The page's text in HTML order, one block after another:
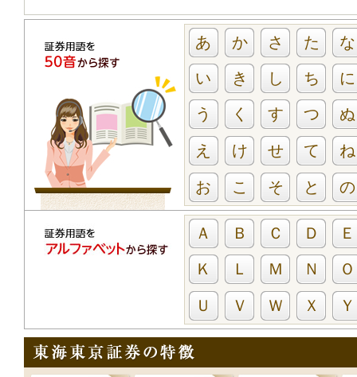
あ か さ た な
い き し ち に
う く す つ ぬ
え け せ て ね
お こ そ と の
Ａ Ｂ Ｃ Ｄ Ｅ
Ｋ Ｌ Ｍ Ｎ Ｏ
Ｕ Ｖ Ｗ Ｘ Ｙ